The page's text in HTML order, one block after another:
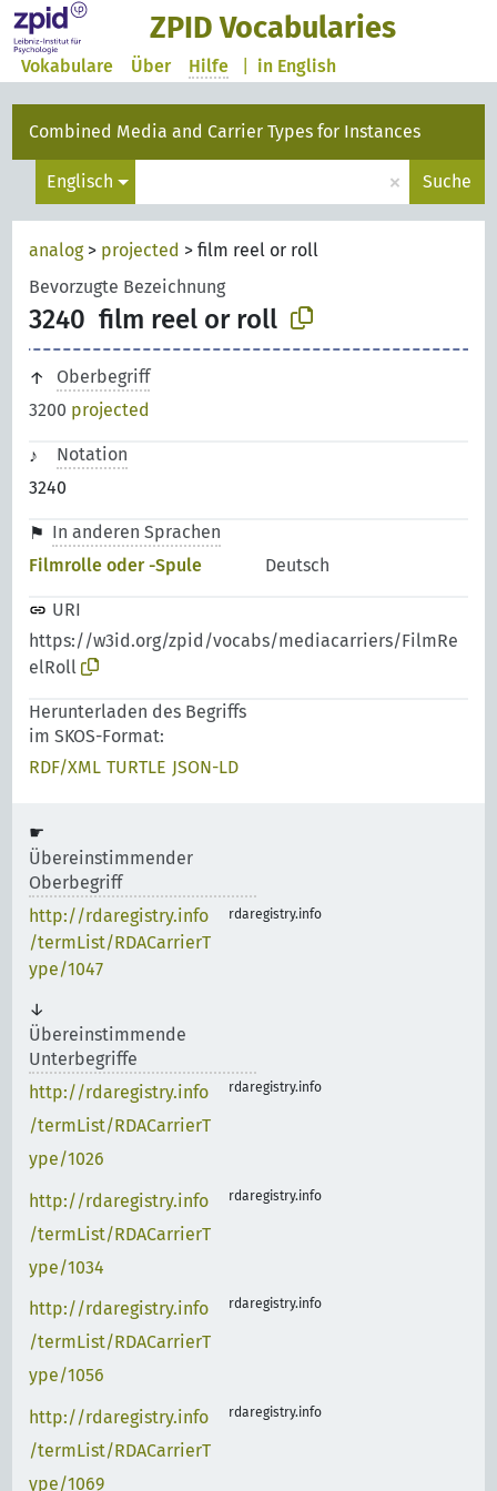
ZPID Vocabularies
in English
Vokabulare Über Hilfe
Combined Media and Carrier Types for Instances
Englisch × Suche
analog> projected >film reel or roll
Bevorzugte Bezeichnung
3240 film reel or roll
Oberbegriff
3200 projected
Notation
3240
In anderen Sprachen
Filmrolle oder -Spule
Deutsch
URI
https://w3id.org/zpid/vocabs/mediacarriers/FilmRe
elRoll
Herunterladen des Begriffs
im SKOS-Format:
RDF/XML TURTLE JSON-LD
Übereinstimmender
Oberbegriff
http://rdaregistry.info
/termList/RDACarrierT
ype/1047
rdaregistry.info
Übereinstimmende
Unterbegriffe
http://rdaregistry.info
/termList/RDACarrierT
ype/1026
rdaregistry.info
http://rdaregistry.info
/termList/RDACarrierT
ype/1034
rdaregistry.info
http://rdaregistry.info
/termList/RDACarrierT
ype/1056
rdaregistry.info
http://rdaregistry.info
/termList/RDACarrierT
ype/1069
rdaregistry.info